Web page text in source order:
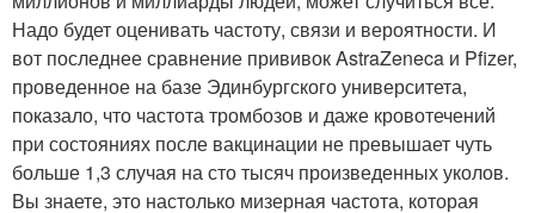
Надо будет оценивать частоту, связи и вероятности. И
вот последнее сравнение прививок AstraZeneca и Pfizer,
проведенное на базе Эдинбургского университета,
показало, что частота тромбозов и даже кровотечений
при состояниях после вакцинации не превышает чуть
больше 1,3 случая на сто тысяч произведенных уколов.
Вы знаете, это настолько мизерная частота, которая